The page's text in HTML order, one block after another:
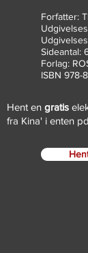
Forfatter:
Sideantal:
Forlag:
ISBN 978-
Hent en gratis
fra Kina' i enten